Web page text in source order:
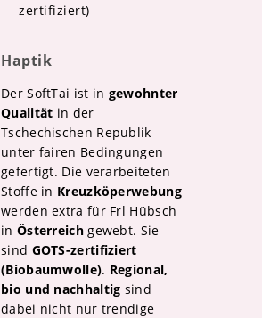
zertifiziert)
Haptik
Der SoftTai ist in gewohnter
Qualität in der
Tschechischen Republik
unter fairen Bedingungen
gefertigt. Die verarbeiteten
Stoffe in Kreuzköperwebung
werden extra für Frl Hübsch
in Österreichgewebt. Sie
sind GOTS-zertifiziert
(Biobaumwolle). Regional,
bio und nachhaltig sind
dabei nicht nur trendige